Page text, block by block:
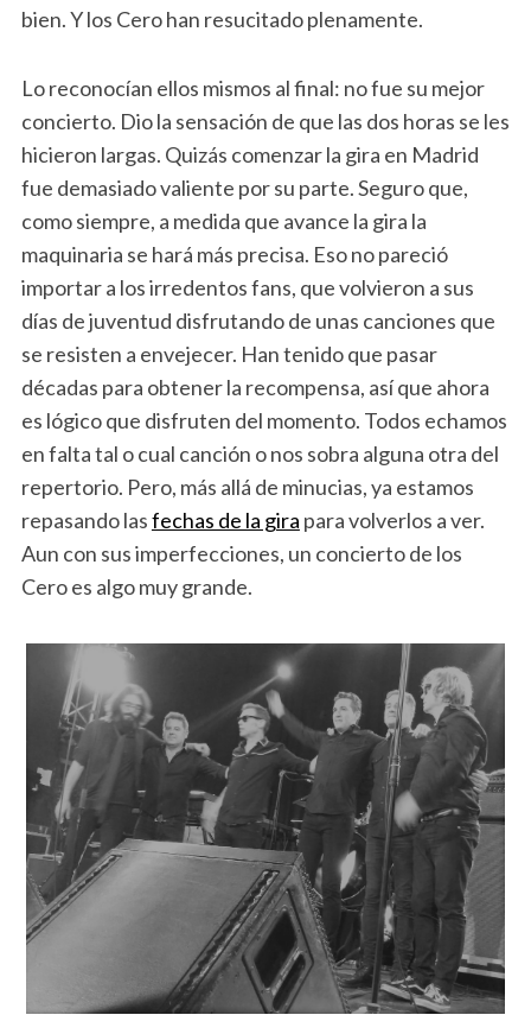
bien. Y los Cero han resucitado plenamente.
Lo reconocían ellos mismos al final: no fue su mejor
concierto. Dio la sensación de que las dos horas se les
hicieron largas. Quizás comenzar la gira en Madrid
fue demasiado valiente por su parte. Seguro que,
como siempre, a medida que avance la gira la
maquinaria se hará más precisa. Eso no pareció
importar a los irredentos fans, que volvieron a sus
días de juventud disfrutando de unas canciones que
se resisten a envejecer. Han tenido que pasar
décadas para obtener la recompensa, así que ahora
es lógico que disfruten del momento. Todos echamos
en falta tal o cual canción o nos sobra alguna otra del
repertorio. Pero, más allá de minucias, ya estamos
repasando lasfechas de la gira para volverlos a ver.
Aun con sus imperfecciones, un concierto de los
Cero es algo muy grande.